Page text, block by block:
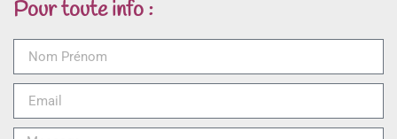
Pour toute info :